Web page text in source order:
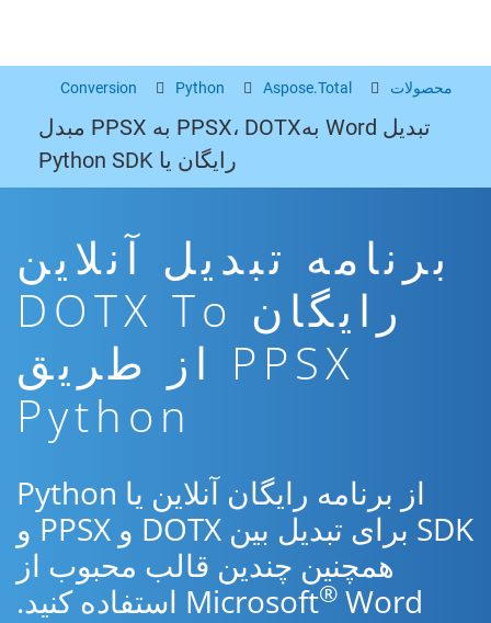
محصولات Aspose.Total
Python
Conversion
تبدیل Word بهPPSX، DOTX به PPSX مبدل
رایگان یا Python SDK
برنامه تبدیل آنلاین
رایگان DOTX To
PPSX از طریق
Python
از برنامه رایگان آنلاین یا Python
SDK برای تبدیل بین DOTX و PPSX و
همچنین چندین قالب محبوب از
Microsoft® Word استفاده کنید.